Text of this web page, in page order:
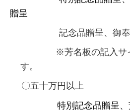
贈呈
記念品贈呈、御奉賛
※芳名板の記入サイ
す。
〇五十万円以上
特別記念品贈呈